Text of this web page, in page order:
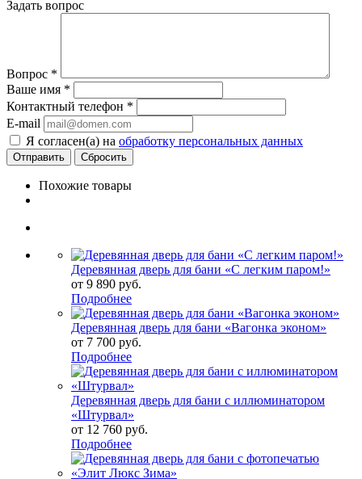
Задать вопрос
Вопрос *
Ваше имя *
Контактный телефон *
E-mail
Я согласен(а) на обработку персональных данных
Сбросить
Похожие товары
Деревянная дверь для бани «С легким паром!»
от 9 890 руб.
Подробнее
Деревянная дверь для бани «Вагонка эконом»
от 7 700 руб.
Подробнее
Деревянная дверь для бани с иллюминатором
«Штурвал»
от 12 760 руб.
Подробнее